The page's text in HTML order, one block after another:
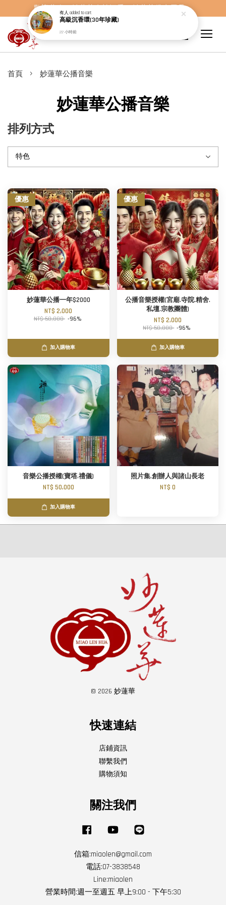
歡迎蒞臨，妙蓮華奇楠沉香，妙蓮華佛事用品。
首頁 › 妙蓮華公播音樂
妙蓮華公播音樂
排列方式
優惠
妙蓮華公播一年$2000
NT$ 2,000
NT$ 50,000 -96%
加入購物車
優惠
公播音樂授權(宮廟.寺院.精舍.
私壇.宗教團體)
NT$ 2,000
NT$ 50,000 -96%
加入購物車
音樂公播授權(寶塔.禮儀)
NT$ 50,000
加入購物車
照片集.創辦人與諸山長老
NT$ 0
© 2026 妙蓮華
快速連結
店鋪資訊
聯繫我們
購物須知
關注我們
Facebook YouTube
信箱:miaolen@gmail.com
電話:07-3838548
Line:miaolen
營業時間:週一至週五 早上9:00 - 下午5:30
有人 added to cart
高級沉香環(30年珍藏)
22 小時前